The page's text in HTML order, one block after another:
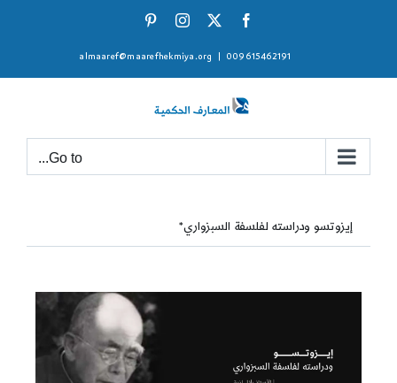
Facebook
X
Instagram
009615462191
almaaref@maarefhekmiya.org
Go to...
إيزوتسو ودراسته لفلسفة السبزواري*